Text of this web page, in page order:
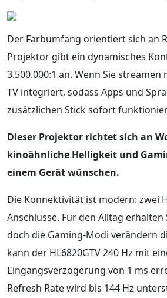
Der Farbumfang orientiert sich an
Projektor gibt ein dynamisches
3.500.000:1 an. Wenn Sie
TV integriert, sodass Apps und
zusätzlichen Stick sofort
Dieser Projektor richtet sich an
kinoähnliche Helligkeit und
einem Gerät wünschen.
Die Konnektivität ist modern: zwei
Anschlüsse. Für den Alltag erhalten
doch die Gaming-Modi verändern
kann der HL6820GTV 240 Hz mit
Eingangsverzögerung von 1 ms
Refresh Rate wird bis 144 Hz